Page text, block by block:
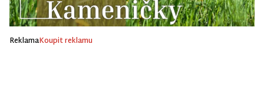
ReklamaKoupit reklamu